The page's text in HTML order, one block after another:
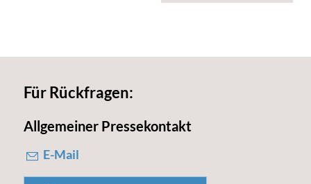
Für Rückfragen:
Allgemeiner Pressekontakt
E-Mail